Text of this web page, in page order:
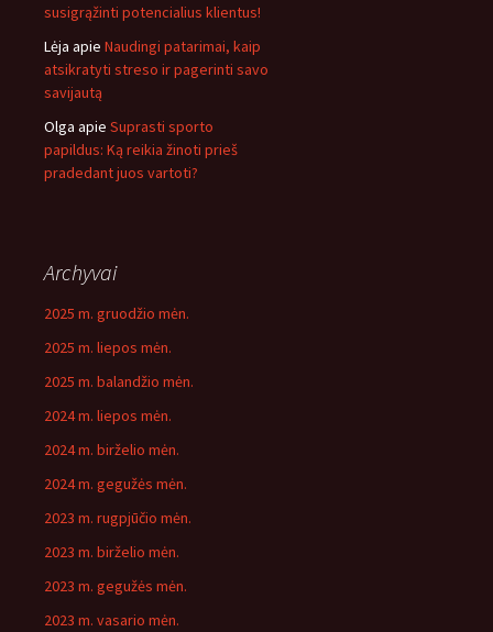
susigrąžinti potencialius klientus!
Lėja apie Naudingi patarimai, kaip
atsikratyti streso ir pagerinti savo
savijautą
Olga apie Suprasti sporto
papildus: Ką reikia žinoti prieš
pradedant juos vartoti?
Archyvai
2025 m. gruodžio mėn.
2025 m. liepos mėn.
2025 m. balandžio mėn.
2024 m. liepos mėn.
2024 m. birželio mėn.
2024 m. gegužės mėn.
2023 m. rugpjūčio mėn.
2023 m. birželio mėn.
2023 m. gegužės mėn.
2023 m. vasario mėn.